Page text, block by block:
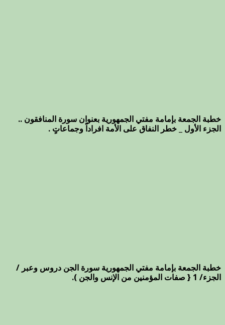
خطبة الجمعة بإمامة مفتي الجمهورية بعنوان سورة المنافقون ..
الجزء الأول _ خطر النفاق على الأمة افراداً وجماعاتٍ .
خطبة الجمعة بإمامة مفتي الجمهورية سورة الجن دروس وعبر /
الجزء/ 1 { صفات المؤمنين من الإنس والجن ).